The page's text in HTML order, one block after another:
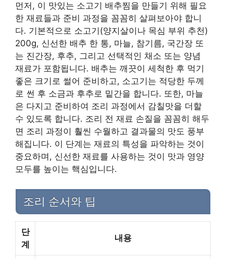
먼저, 이 맛있는 소고기 배추찜을 만들기 위해 필요
한 재료들과 준비 과정을 꼼꼼히 살펴보아야 합니
다. 기본적으로 소고기(양지살이나 목심 부위 추천)
200g, 신선한 배추 한 통, 마늘, 참기름, 국간장 또
는 진간장, 후추, 그리고 선택적인 채소 또는 양념
재료가 포함됩니다. 배추는 깨끗이 세척한 후 먹기
좋은 크기로 썰어 준비하고, 소고기는 적당한 두께
로 썬 후 소금과 후추로 밑간을 합니다. 또한, 마늘
은 다지고 준비하여 조리 과정에서 감칠맛을 더할
수 있도록 합니다. 조리 전 재료 손질을 꼼꼼히 해두
면 조리 과정이 훨씬 수월하고 결과물의 맛도 풍부
해집니다. 이 단계는 재료의 특성을 파악하는 것이
중요하며, 신선한 재료를 사용하는 것이 맛과 영양
모두를 높이는 핵심입니다.
조리 순서와 팁
단
계
내용